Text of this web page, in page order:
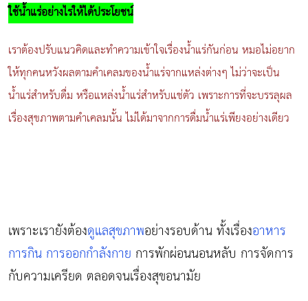
ใช้น้ำแร่อย่างไรให้ได้ประโยชน์
เราต้องปรับแนวคิดและทำความเข้าใจเรื่องน้ำแร่กันก่อน หมอไม่อยาก
ให้ทุกคนหวังผลตามคำเคลมของน้ำแร่จากแหล่งต่างๆ ไม่ว่าจะเป็น
น้ำแร่สำหรับดื่ม หรือแหล่งน้ำแร่สำหรับแช่ตัว เพราะการที่จะบรรลุผล
เรื่องสุขภาพตามคำเคลมนั้น ไม่ได้มาจากการดื่มน้ำแร่เพียงอย่างเดียว
เพราะเรายังต้องดูแลสุขภาพอย่างรอบด้าน ทั้งเรื่องอาหาร
การกิน การออกกำลังกาย การพักผ่อนนอนหลับ การจัดการ
กับความเครียด ตลอดจนเรื่องสุขอนามัย